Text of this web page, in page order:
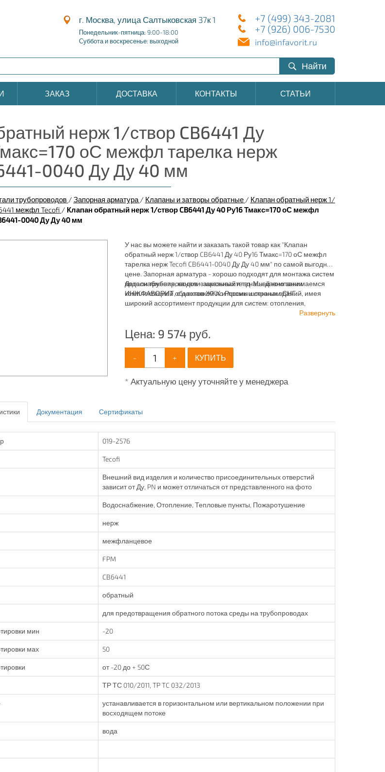
г. Москва, улица Салтыковская 37к 1
Понедельник-пятница: 9:00-18:00
Суббота и воскресенье: выходной
+7 (499) 343-2081
+7 (926) 006-7530
info@infavorit.ru
Найти
ЗАКАЗ ДОСТАВКА КОНТАКТЫ СТАТЬИ
нерж 1/створ CB6441 Ду
оС межфл тарелка нерж
0040 Ду Ду 40 мм
трубопроводов / Запорная арматура / Клапаны и затворы обратные / Клапан обратный нерж 1/
межфл Tecofi / Клапан обратный нерж 1/створ CB6441 Ду 40 Ру16 Тмакс=170 оС межфл
0040 Ду Ду 40 мм
У нас вы можете найти и заказать такой товар как "Клапан
обратный нерж 1/створ CB6441 Ду 40 Ру16 Тмакс=170 оС межфл
тарелка нерж Tecofi CB6441-0040 Ду Ду 40 мм" по самой выгодной
цене. Запорная арматура - хорошо подходят для монтажа систем
водоснабжения, канализационных и т.д. Мы давно занимаемся
комплектацией объектов ЖКХ и промышленных зданий, имея
широкий ассортимент продукции для систем: отопления,
Детали трубопроводов - заказывайте в нашей компании
ИНЖФАВОРИТ, с доставкой по России и странам СНГ.
Развернуть
Цена: 9 574 руб.
- + КУПИТЬ
* Актуальную цену уточняйте у менеджера
Документация Сертификаты
019-2576
Tecofi
Внешний вид изделия и количество присоединительных отверстий
зависит от Ду, PN и может отличаться от представленного на фото
Водоснабжение, Отопление, Тепловые пункты, Пожаротушение
нерж
межфланцевое
FPM
CB6441
обратный
для предотвращения обратного потока среды на трубопроводах
мин -20
мах 50
от -20 до + 50С
ТР ТС 010/2011, TP TC 032/2013
устанавливается в горизонтальном или вертикальном положении при
восходящем потоке
вода